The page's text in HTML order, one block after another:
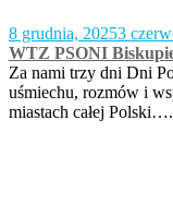
8 grudnia, 20253
WTZ PSONI
Za nami trzy dni Dni
uśmiechu, rozmów i
miastach całej